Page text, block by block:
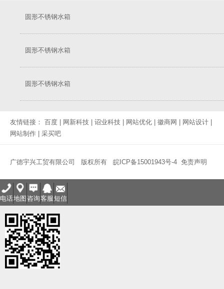
圆形不锈钢水箱
圆形不锈钢水箱
圆形不锈钢水箱
友情链接： 百度 网新科技 诏业科技 网站优化 徽商网 网站设计
网站制作
采买吧
广德宇兴工贸有限公司 版权所有 皖ICP备15001943号-4 免责声明
电话地图 咨询客服短信